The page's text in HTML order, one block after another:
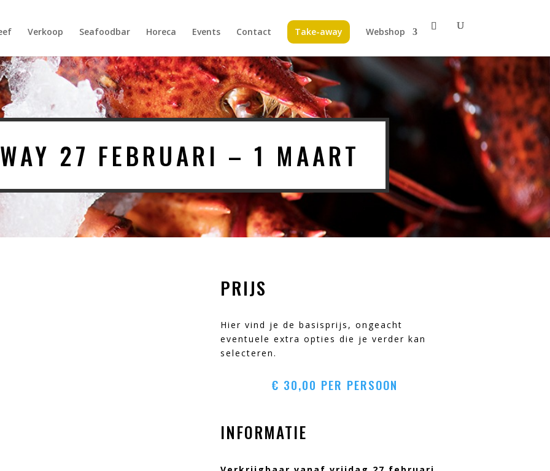
Verkoop Seafoodbar Horeca Events Contact Take-away Webshop
27 FEBRUARI – 1 MAART
PRIJS
Hier vind je de basisprijs, ongeacht
eventuele extra opties die je verder kan
selecteren.
€ 30,00 PER PERSOON
INFORMATIE